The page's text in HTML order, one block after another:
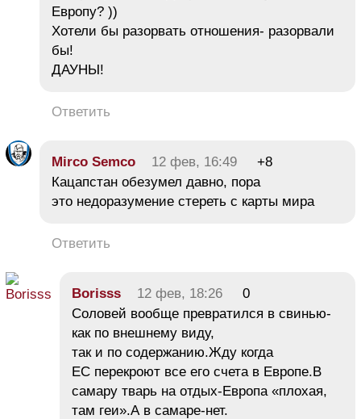
Европу? ))
Хотели бы разорвать отношения- разорвали
бы!
ДАУНЫ!
Ответить
Mirco Semco 12 фев, 16:49
+8
Кацапстан обезумел давно, пора
это недоразумение стереть с карты мира
Ответить
Borisss 12 фев, 18:26
0
Соловей вообще превратился в свинью-
как по внешнему виду,
так и по содержанию.Жду когда
ЕС перекроют все его счета в Европе.В
самару тварь на отдых-Европа «плохая,
там геи».А в самаре-нет.